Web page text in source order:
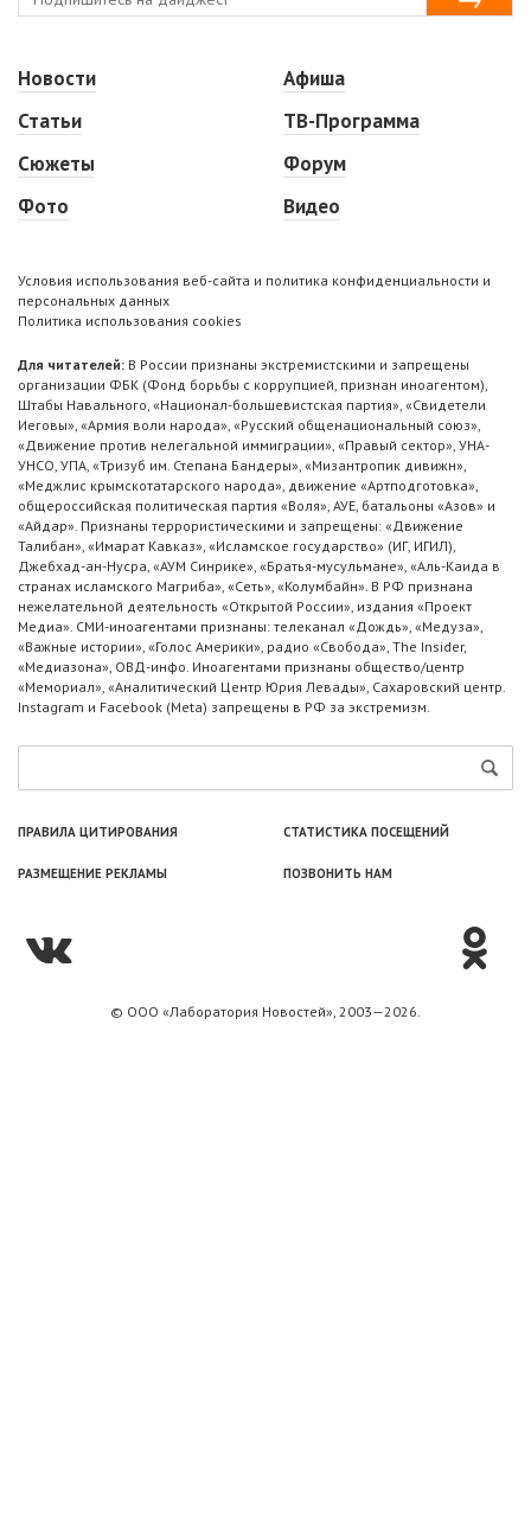
Новости
Статьи
Сюжеты
Фото
Афиша
ТВ-Программа
Форум
Видео
Условия использования веб-сайта и политика конфиденциальности и
персональных данных
Политика использования cookies
Для читателей: В России признаны экстремистскими и запрещены
организации ФБК (Фонд борьбы с коррупцией, признан иноагентом),
Штабы Навального, «Национал-большевистская партия», «Свидетели
Иеговы», «Армия воли народа», «Русский общенациональный союз»,
«Движение против нелегальной иммиграции», «Правый сектор», УНА-
УНСО, УПА, «Тризуб им. Степана Бандеры», «Мизантропик дивижн»,
«Меджлис крымскотатарского народа», движение «Артподготовка»,
общероссийская политическая партия «Воля», АУЕ, батальоны «Азов» и
«Айдар». Признаны террористическими и запрещены: «Движение
Талибан», «Имарат Кавказ», «Исламское государство» (ИГ, ИГИЛ),
Джебхад-ан-Нусра, «АУМ Синрике», «Братья-мусульмане», «Аль-Каида в
странах исламского Магриба», «Сеть», «Колумбайн». В РФ признана
нежелательной деятельность «Открытой России», издания «Проект
Медиа». СМИ-иноагентами признаны: телеканал «Дождь», «Медуза»,
«Важные истории», «Голос Америки», радио «Свобода», The Insider,
«Медиазона», ОВД-инфо. Иноагентами признаны общество/центр
«Мемориал», «Аналитический Центр Юрия Левады», Сахаровский центр.
Instagram и Facebook (Metа) запрещены в РФ за экстремизм.
ПРАВИЛА ЦИТИРОВАНИЯ СТАТИСТИКА ПОСЕЩЕНИЙ
РАЗМЕЩЕНИЕ РЕКЛАМЫ ПОЗВОНИТЬ НАМ
© ООО «Лаборатория Новоcтей», 2003—2026.